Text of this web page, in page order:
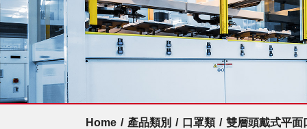
Home / 產品類別 / 口罩類 / 雙層頭戴式平面